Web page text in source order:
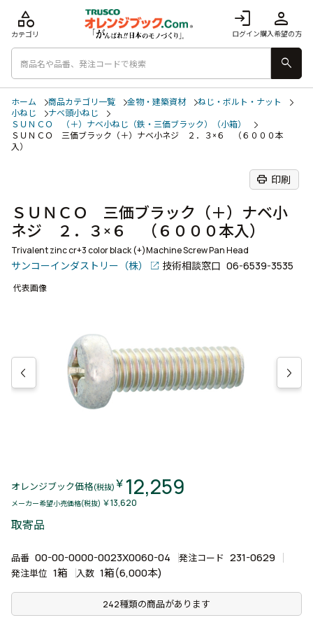
login
ログイン
person
購入希望の方
category
カテゴリ
search
ホーム 商品カテゴリ一覧 金物・建築資材
ねじ・ボルト・ナット
小ねじ
ナベ頭小ねじ
ＳＵＮＣＯ （＋）ナベ小ねじ（鉄・三価ブラック）（小箱）
ＳＵＮＣＯ 三価ブラック（＋）ナベ小ネジ ２．３×６ （６０００本
入）
print 印刷
ＳＵＮＣＯ 三価ブラック（＋）ナベ小
ネジ ２．３×６ （６０００本入）
Trivalent zinc cr+3 color black (+)Machine Screw Pan Head
サンコーインダストリー（株） 技術相談窓口 06-6539-3535
代表画像
オレンジブック価格(税抜) ￥ 12,259
メーカー希望小売価格(税抜) ￥13,620
取寄品
品番 00-00-0000-0023X0060-04 発注コード 231-0629
発注単位 1箱 入数 1箱(6,000本)
242種類の商品があります